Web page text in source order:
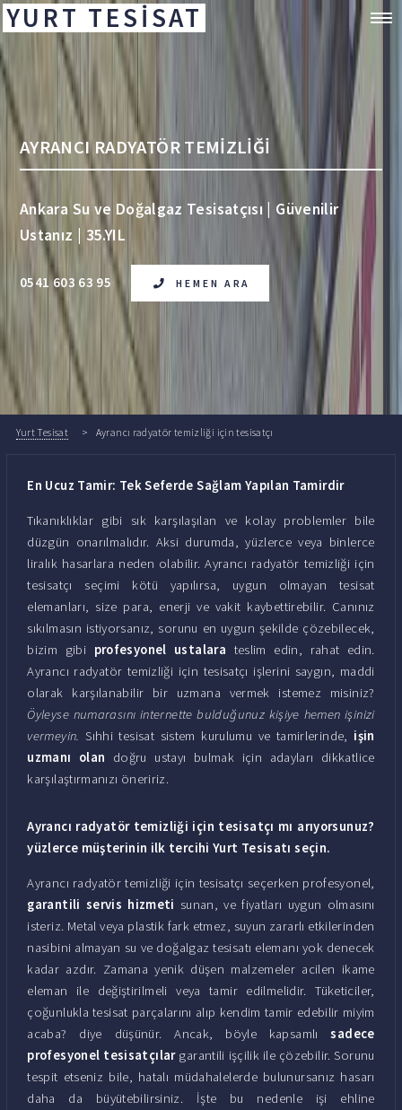
YURT TESİSAT
AYRANCI RADYATÖR TEMİZLİĞİ
Ankara Su ve Doğalgaz Tesisatçısı | Güvenilir
Ustanız | 35.YIL
0541 603 63 95 HEMEN ARA
Yurt Tesisat Ayrancı radyatör temizliği için tesisatçı
En Ucuz Tamir: Tek Seferde Sağlam Yapılan Tamirdir
Tıkanıklıklar gibi sık karşılaşılan ve kolay problemler bile
düzgün onarılmalıdır. Aksi durumda, yüzlerce veya binlerce
liralık hasarlara neden olabilir. Ayrancı radyatör temizliği için
tesisatçı seçimi kötü yapılırsa, uygun olmayan tesisat
elemanları, size para, enerji ve vakit kaybettirebilir. Canınız
sıkılmasın istiyorsanız, sorunu en uygun şekilde çözebilecek,
bizim gibi profesyonel ustalara teslim edin, rahat edin.
Ayrancı radyatör temizliği için tesisatçı işlerini saygın, maddi
olarak karşılanabilir bir uzmana vermek istemez misiniz?
Öyleyse numarasını internette bulduğunuz kişiye hemen işinizi
vermeyin.Sıhhi tesisat sistem kurulumu ve tamirlerinde, işin
uzmanı olan doğru ustayı bulmak için adayları dikkatlice
karşılaştırmanızı öneririz.
Ayrancı radyatör temizliği için tesisatçı mı arıyorsunuz?
yüzlerce müşterinin ilk tercihi Yurt Tesisatı seçin.
Ayrancı radyatör temizliği için tesisatçı seçerken profesyonel,
garantili servis hizmeti sunan, ve fiyatları uygun olmasını
isteriz. Metal veya plastik fark etmez, suyun zararlı etkilerinden
nasibini almayan su ve doğalgaz tesisatı elemanı yok denecek
kadar azdır. Zamana yenik düşen malzemeler acilen ikame
eleman ile değiştirilmeli veya tamir edilmelidir. Tüketiciler,
çoğunlukla tesisat parçalarını alıp kendim tamir edebilir miyim
acaba? diye düşünür. Ancak, böyle kapsamlısadece
profesyonel tesisatçılargarantili işçilik ile çözebilir. Sorunu
tespit etseniz bile, hatalı müdahalelerde bulunursanız hasarı
daha da büyütebilirsiniz. İşte bu nedenle işi ehline